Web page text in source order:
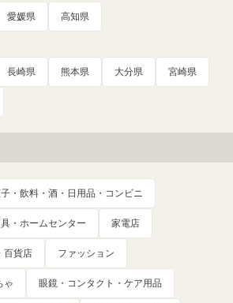
愛媛県 高知県
長崎県 熊本県 大分県 宮崎県
・飲料・酒・日用品・コンビニ
・ホームセンター 家電店
百貨店 ファッション
ゃ 眼鏡・コンタクト・ケア用品